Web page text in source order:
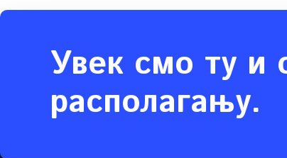
Увек смо ту и
располагању.